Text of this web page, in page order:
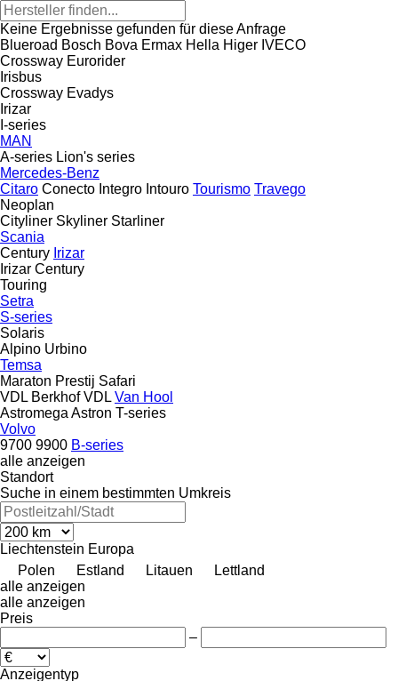
Keine Ergebnisse gefunden für diese Anfrage
Blueroad Bosch Bova Ermax Hella Higer IVECO
Crossway Eurorider
Irisbus
Crossway Evadys
Irizar
I-series
MAN
A-series Lion's series
Mercedes-Benz
Citaro Conecto Integro Intouro Tourismo Travego
Neoplan
Cityliner Skyliner Starliner
Scania
Century Irizar
Irizar Century
Touring
Setra
S-series
Solaris
Alpino Urbino
Temsa
Maraton Prestij Safari
VDL Berkhof VDL Van Hool
Astromega Astron T-series
Volvo
9700 9900 B-series
alle anzeigen
Standort
Suche in einem bestimmten Umkreis
Liechtenstein Europa
Polen
Estland Litauen
Lettland
alle anzeigen
alle anzeigen
Preis
–
Anzeigentyp